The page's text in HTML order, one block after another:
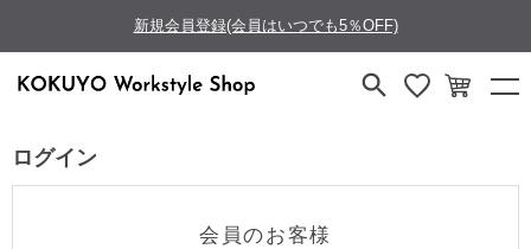
新規会員登録(会員はいつでも5％OFF)
ログイン
会員のお客様